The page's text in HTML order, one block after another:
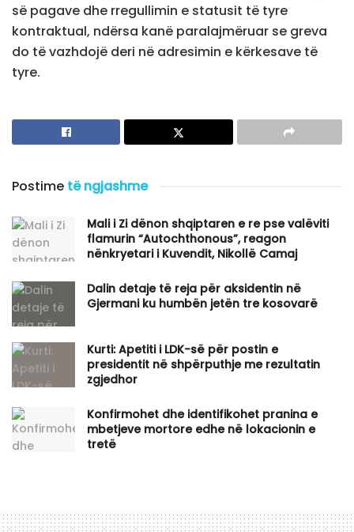
së pagave dhe rregullimin e statusit të tyre
kontraktual, ndërsa kanë paralajmëruar se greva
do të vazhdojë deri në adresimin e kërkesave të
tyre.
Postime të ngjashme
​Mali i Zi dënon shqiptaren e re pse valëviti
flamurin “Autochthonous”, reagon
nënkryetari i Kuvendit, Nikollë Camaj
Dalin detaje të reja për aksidentin në
Gjermani ku humbën jetën tre kosovarë
Kurti: Apetiti i LDK-së për postin e
presidentit në shpërputhje me rezultatin
zgjedhor
Konfirmohet dhe identifikohet pranina e
mbetjeve mortore edhe në lokacionin e
tretë